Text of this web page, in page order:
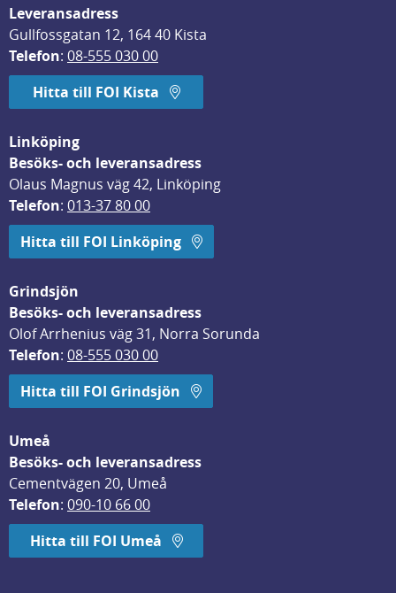
Leveransadress
Gullfossgatan 12, 164 40 Kista
Telefon: 08-555 030 00
Hitta till FOI Kista
Linköping
Besöks- och leveransadress
Olaus Magnus väg 42, Linköping
Telefon: 013-37 80 00
Hitta till FOI Linköping
Grindsjön
Besöks- och leveransadress
Olof Arrhenius väg 31, Norra Sorunda
Telefon: 08-555 030 00
Hitta till FOI Grindsjön
Umeå
Besöks- och leveransadress
Cementvägen 20, Umeå
Telefon: 090-10 66 00
Hitta till FOI Umeå